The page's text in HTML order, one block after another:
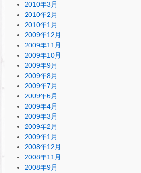
2010年3月
2010年2月
2010年1月
2009年12月
2009年11月
2009年10月
2009年9月
2009年8月
2009年7月
2009年6月
2009年4月
2009年3月
2009年2月
2009年1月
2008年12月
2008年11月
2008年9月